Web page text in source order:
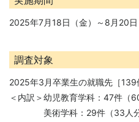
2025年7月18日（金）～8月20日
調査対象
2025年3月卒業生の就職先［139
＜内訳＞幼児教育学科：47件（
美術学科：29件（33人分